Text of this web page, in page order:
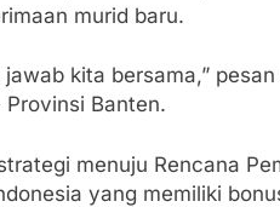
murid baru.
kita bersama,”
Provinsi Banten.
menuju Rencana
yang memiliki